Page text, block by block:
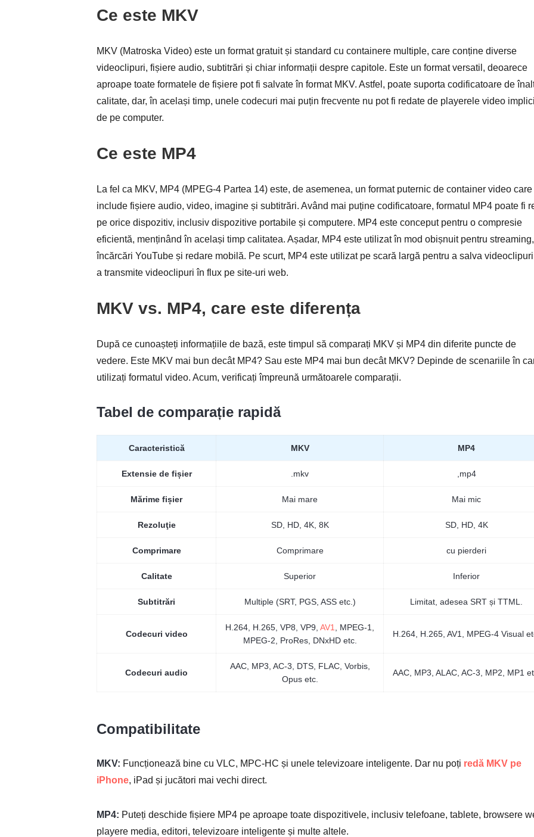
Ce este MKV
MKV (Matroska Video) este un format gratuit și standard cu containere multiple, care conține diverse
videoclipuri, fișiere audio, subtitrări și chiar informații despre capitole. Este un format versatil, deoarece
aproape toate formatele de fișiere pot fi salvate în format MKV. Astfel, poate suporta codificatoare de
calitate, dar, în același timp, unele codecuri mai puțin frecvente nu pot fi redate de playerele video
de pe computer.
Ce este MP4
La fel ca MKV, MP4 (MPEG-4 Partea 14) este, de asemenea, un format puternic de container video care
include fișiere audio, video, imagine și subtitrări. Având mai puține codificatoare, formatul MP4 poate fi
pe orice dispozitiv, inclusiv dispozitive portabile și computere. MP4 este conceput pentru o compresie
eficientă, menținând în același timp calitatea. Așadar, MP4 este utilizat în mod obișnuit pentru streaming,
încărcări YouTube și redare mobilă. Pe scurt, MP4 este utilizat pe scară largă pentru a salva
a transmite videoclipuri în flux pe site-uri web.
MKV vs. MP4, care este diferența
După ce cunoașteți informațiile de bază, este timpul să comparați MKV și MP4 din diferite puncte de
vedere. Este MKV mai bun decât MP4? Sau este MP4 mai bun decât MKV? Depinde de scenariile în
utilizați formatul video. Acum, verificați împreună următoarele comparații.
Tabel de comparație rapidă
Caracteristică MKV MP4
Extensie de fișier .mkv ,mp4
Mărime fișier Mai mare Mai mic
Rezoluţie SD, HD, 4K, 8K SD, HD, 4K
Comprimare Comprimare cu pierderi
Calitate Superior Inferior
Subtitrări Multiple (SRT, PGS, ASS etc.) Limitat, adesea SRT și TTML.
Codecuri video
H.264, H.265, VP8, VP9, AV1
, MPEG-1,
MPEG-2, ProRes, DNxHD etc.
H.264, H.265, AV1, MPEG-4 Visual
Codecuri audio
AAC, MP3, AC-3, DTS, FLAC, Vorbis,
Opus etc.
AAC, MP3, ALAC, AC-3, MP2, MP1
Compatibilitate
MKV: Funcționează bine cu VLC, MPC-HC și unele televizoare inteligente. Dar nu poți redă MKV pe
iPhone, iPad și jucători mai vechi direct.
MP4: Puteți deschide fișiere MP4 pe aproape toate dispozitivele, inclusiv telefoane, tablete, browsere
playere media, editori, televizoare inteligente și multe altele.